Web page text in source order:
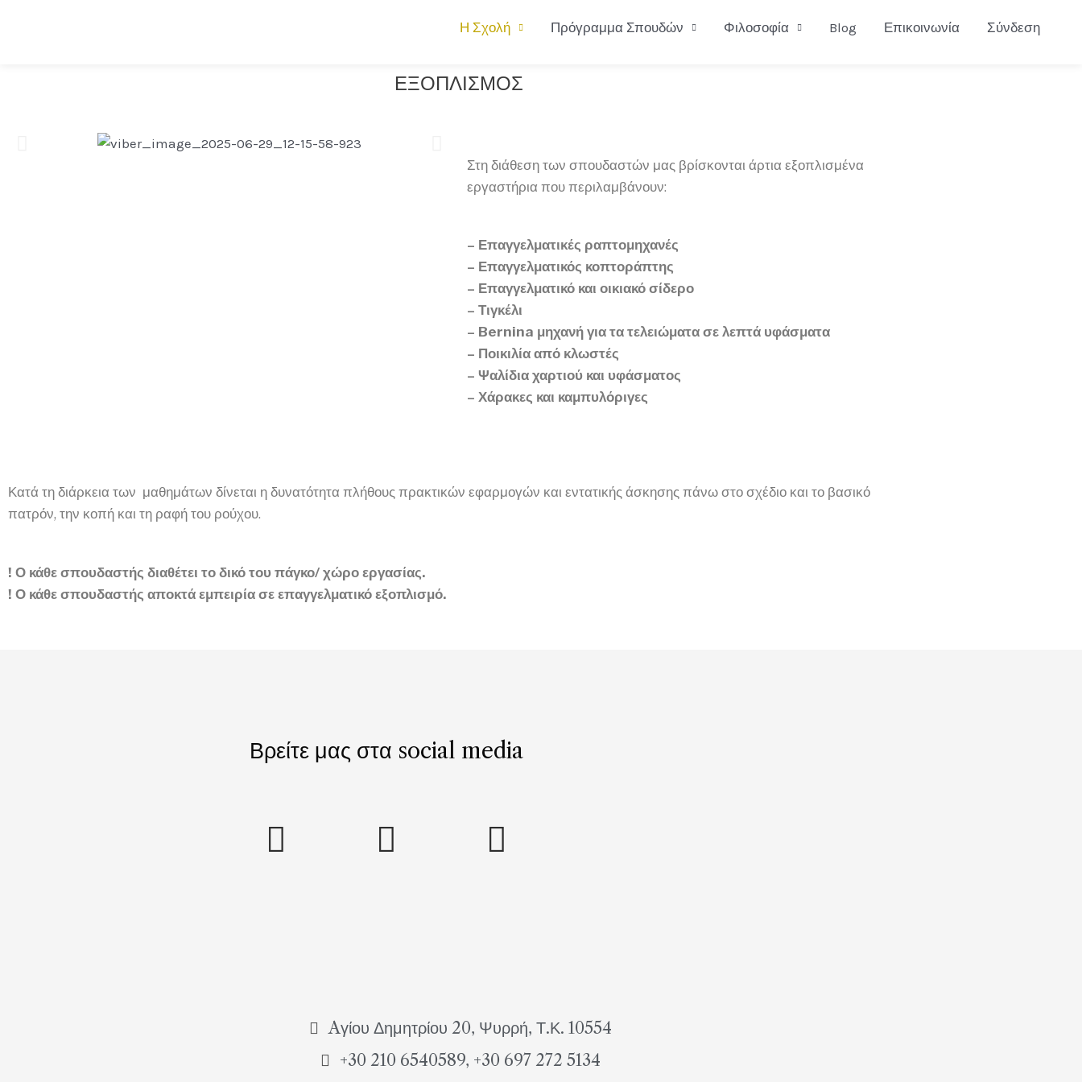
Η Σχολή Πρόγραμμα Σπουδών Φιλοσοφία Blog Επικοινωνία Σύνδεση
ΕΞΟΠΛΙΣΜΟΣ
Στη διάθεση των σπουδαστών μας βρίσκονται άρτια εξοπλισμένα
εργαστήρια που περιλαμβάνουν:
– Επαγγελματικές ραπτομηχανές
– Επαγγελματικός κοπτοράπτης
– Επαγγελματικό και οικιακό σίδερο
– Τιγκέλι
– Bernina μηχανή για τα τελειώματα σε λεπτά υφάσματα
– Ποικιλία από κλωστές
– Ψαλίδια χαρτιού και υφάσματος
– Χάρακες και καμπυλόριγες
Κατά τη διάρκεια των μαθημάτων δίνεται η δυνατότητα πλήθους πρακτικών εφαρμογών και εντατικής άσκησης πάνω στο σχέδιο και το βασικό
πατρόν, την κοπή και τη ραφή του ρούχου.
! Ο κάθε σπουδαστής διαθέτει το δικό του πάγκο/ χώρο εργασίας.
! Ο κάθε σπουδαστής αποκτά εμπειρία σε επαγγελματικό εξοπλισμό.
Βρείτε μας στα social media
Aγίου Δημητρίου 20, Ψυρρή, Τ.Κ. 10554
+30 210 6540589, +30 697 272 5134